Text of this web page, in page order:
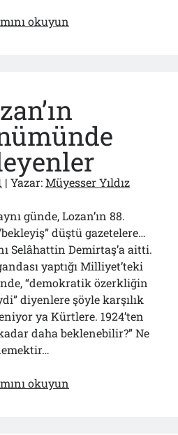
okuyun
| Yazar:Müyesser Yıldız
günde, Lozan’ın 88.
düştü gazetelere…
Selâhattin Demirtaş’a aitti.
yaptığı Milliyet’teki
“demokratik özerkliğin
diyenlere şöyle karşılık
ya Kürtlere. 1924’ten
daha beklenebilir?” Ne
okuyun